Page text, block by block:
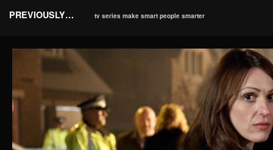
PREVIOUSLY… tv series make smart people smarter